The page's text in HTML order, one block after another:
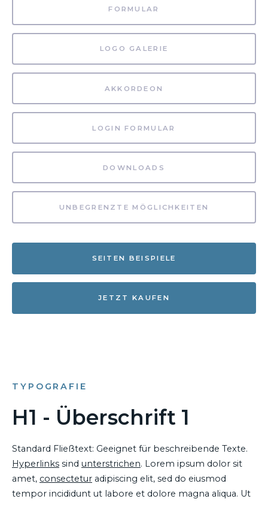
FORMULAR
LOGO GALERIE
AKKORDEON
LOGIN FORMULAR
DOWNLOADS
UNBEGRENZTE MÖGLICHKEITEN
SEITEN BEISPIELE
JETZT KAUFEN
TYPOGRAFIE
H1 - Überschrift 1
Standard Fließtext: Geeignet für beschreibende Texte.
Hyperlinks sind unterstrichen. Lorem ipsum dolor sit
amet, consectetur adipiscing elit, sed do eiusmod
tempor incididunt ut labore et dolore magna aliqua. Ut